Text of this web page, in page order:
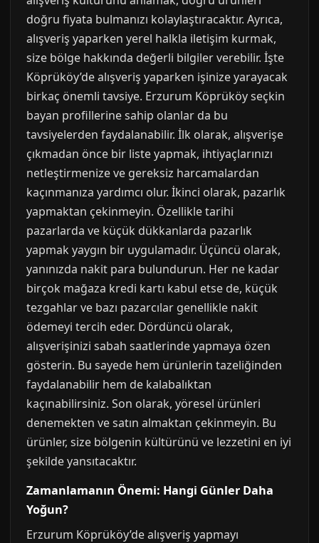
doğru fiyata bulmanızı kolaylaştıracaktır. Ayrıca,
alışveriş yaparken yerel halkla iletişim kurmak,
size bölge hakkında değerli bilgiler verebilir. İşte
Köprüköy’de alışveriş yaparken işinize yarayacak
birkaç önemli tavsiye. Erzurum Köprüköy seçkin
bayan profillerine sahip olanlar da bu
tavsiyelerden faydalanabilir. İlk olarak, alışverişe
çıkmadan önce bir liste yapmak, ihtiyaçlarınızı
netleştirmenize ve gereksiz harcamalardan
kaçınmanıza yardımcı olur. İkinci olarak, pazarlık
yapmaktan çekinmeyin. Özellikle tarihi
pazarlarda ve küçük dükkanlarda pazarlık
yapmak yaygın bir uygulamadır. Üçüncü olarak,
yanınızda nakit para bulundurun. Her ne kadar
birçok mağaza kredi kartı kabul etse de, küçük
tezgahlar ve bazı pazarcılar genellikle nakit
ödemeyi tercih eder. Dördüncü olarak,
alışverişinizi sabah saatlerinde yapmaya özen
gösterin. Bu sayede hem ürünlerin tazeliğinden
faydalanabilir hem de kalabalıktan
kaçınabilirsiniz. Son olarak, yöresel ürünleri
denemekten ve satın almaktan çekinmeyin. Bu
ürünler, size bölgenin kültürünü ve lezzetini en iyi
şekilde yansıtacaktır.
Zamanlamanın Önemi: Hangi Günler Daha
Yoğun?
Erzurum Köprüköy’de alışveriş yapmayı